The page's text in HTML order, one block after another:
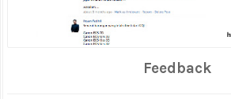
Feedback